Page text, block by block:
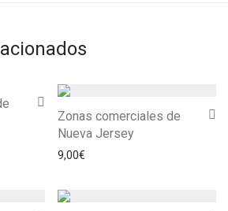
Zonas comerciales de
Nueva Jersey
9,00€